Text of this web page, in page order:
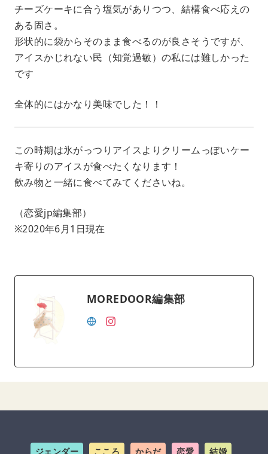
チーズケーキに合う塩気がありつつ、結構食べ応えの
ある固さ。
形状的に袋からそのまま食べるのが良さそうですが、
アイスかじれない民（知覚過敏）の私には難しかった
です
全体的にはかなり美味でした！！
この時期は氷がっつりアイスよりクリームっぽいケー
キ寄りのアイスが食べたくなります！
飲み物と一緒に食べてみてくださいね。
（恋愛jp編集部）
※2020年6月1日現在
MOREDOOR編集部
ジェンダー こころ からだ 恋愛 結婚